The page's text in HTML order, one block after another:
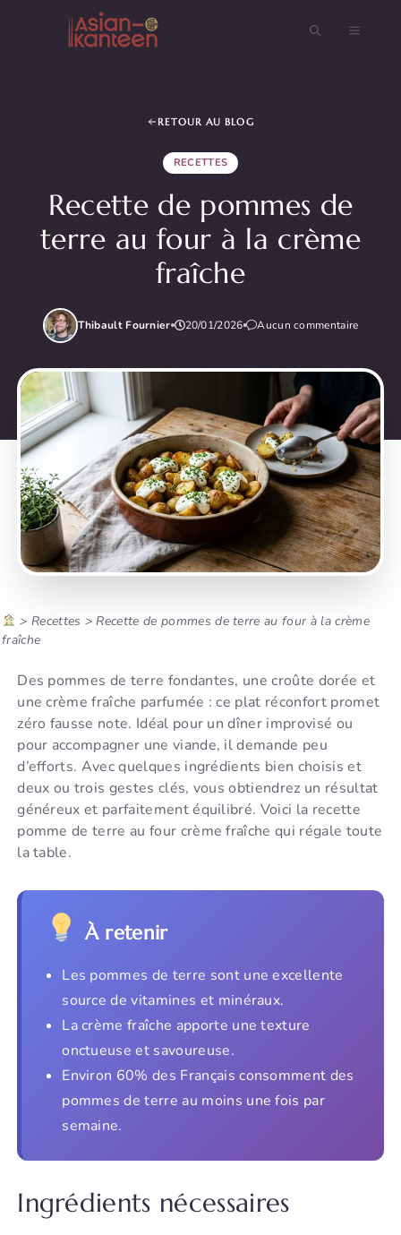
MENU
RETOUR AU BLOG
RECETTES
Recette de pommes de
terre au four à la crème
fraîche
Thibault Fournier 20/01/2026 Aucun commentaire
> Recettes >Recette de pommes de terre au four à la crème
fraîche
Des pommes de terre fondantes, une croûte dorée et
une crème fraîche parfumée : ce plat réconfort promet
zéro fausse note. Idéal pour un dîner improvisé ou
pour accompagner une viande, il demande peu
d’efforts. Avec quelques ingrédients bien choisis et
deux ou trois gestes clés, vous obtiendrez un résultat
généreux et parfaitement équilibré. Voici la recette
pomme de terre au four crème fraîche qui régale toute
la table.
À retenir
Les pommes de terre sont une excellente
source de vitamines et minéraux.
La crème fraîche apporte une texture
onctueuse et savoureuse.
Environ 60% des Français consomment des
pommes de terre au moins une fois par
semaine.
Ingrédients nécessaires